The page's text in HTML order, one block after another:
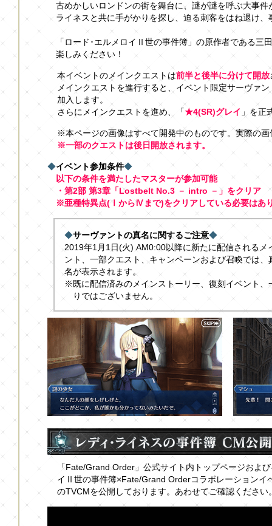
古めかしいロンドンの街を舞台に、謎が謎を呼ぶ大事件
ライネスと共に手がかりを探し、迫る刺客をはね退け
「ロード･エルメロイⅡ世の事件簿」の原作者である三
楽しみください！
本イベントのメインクエストは前半と後半に分けて開放
メインクエストを進行すると、イベント限定サーヴァン
加入します。
さらにメインクエストを進め、「★4(SR)グレイ 」を正
※本ページの画像はすべて開発中のものです。実際の
※一部のクエストは後日開放されます。
◆イベント参加条件◆
以下の条件を満たしたマスターが参加可能
・第2部 第3章「Lostbelt No.3 － intro －」をクリア
※亜種特異点(ⅠからⅣまで)をクリアしている必要はあ
◆サーヴァントの真名に関するご注意◆
2019年1月1日(火) AM0:00以降に新たに配信されるメ
ント、一部クエスト、キャンペーンおよび召喚では
名が表示されます。
※既に配信済みのメインストーリー、復刻イベント、
りではございません。
「Fate/Grand Order」公式サイト内トップページおよ
イⅡ世の事件簿×Fate/Grand Orderコラボレーションイ
のTVCMを公開しております。あわせてご確認ください